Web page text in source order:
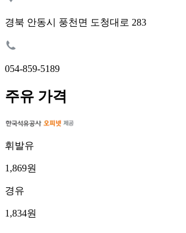
경북 안동시 풍천면 도청대로 283
054-859-5189
주유 가격
휘발유
1,869원
경유
1,834원